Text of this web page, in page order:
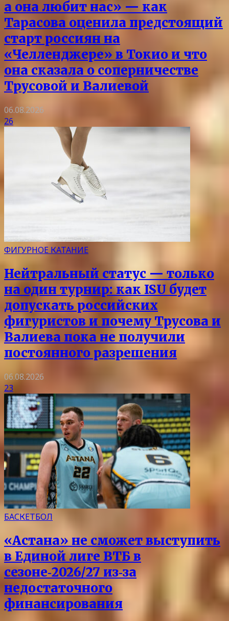
а она любит нас» — как
Тарасова оценила предстоящий
старт россиян на
«Челленджере» в Токио и что
она сказала о соперничестве
Трусовой и Валиевой
06.08.2026
26
ФИГУРНОЕ КАТАНИЕ
Нейтральный статус — только
на один турнир: как ISU будет
допускать российских
фигуристов и почему Трусова и
Валиева пока не получили
постоянного разрешения
06.08.2026
23
БАСКЕТБОЛ
«Астана» не сможет выступить
в Единой лиге ВТБ в
сезоне‑2026/27 из‑за
недостаточного
финансирования